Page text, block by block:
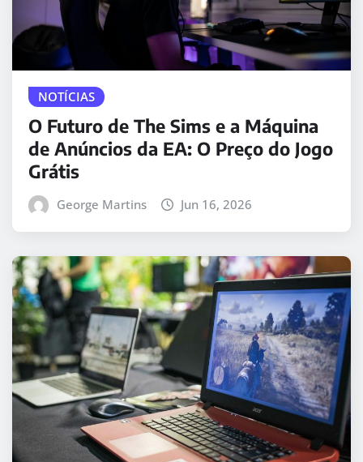
NOTÍCIAS
O Futuro de The Sims e a Máquina
de Anúncios da EA: O Preço do Jogo
Grátis
George Martins Jun 16, 2026